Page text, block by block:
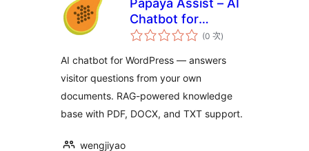
Papaya Assist – AI
Chatbot for
WordPress (RAG
Support)
(0 次評
分
數
)
AI chatbot for WordPress — answers
visitor questions from your own
documents. RAG-powered knowledge
base with PDF, DOCX, and TXT support.
wengjiyao